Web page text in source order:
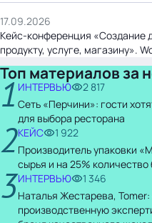
17.09.2026
Кейс-конференция «Создание
продукту, услуге, магазину».
Топ материалов за
1 ИНТЕРВЬЮ
2 817
Сеть «Перчини»: гости
для выбора ресторана
2КЕЙС
1 922
Производитель упаковки
сырья и на 25%
3ИНТЕРВЬЮ
1 346
Наталья Жестарева,
производственную